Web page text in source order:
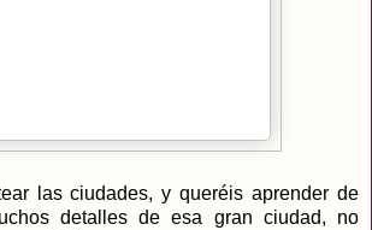
las ciudades, y queréis aprender de
detalles de esa gran ciudad, no